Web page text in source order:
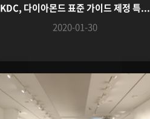
KDC, 다이아몬드 표준 가이드 제정 특...
2020-01-30